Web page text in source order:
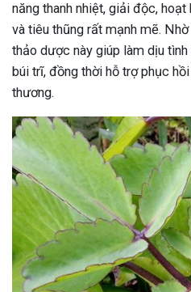
năng thanh nhiệt, giải độc,
và tiêu thũng rất mạnh mẽ.
thảo dược này giúp làm dịu
búi trĩ, đồng thời hỗ trợ phục
thương.